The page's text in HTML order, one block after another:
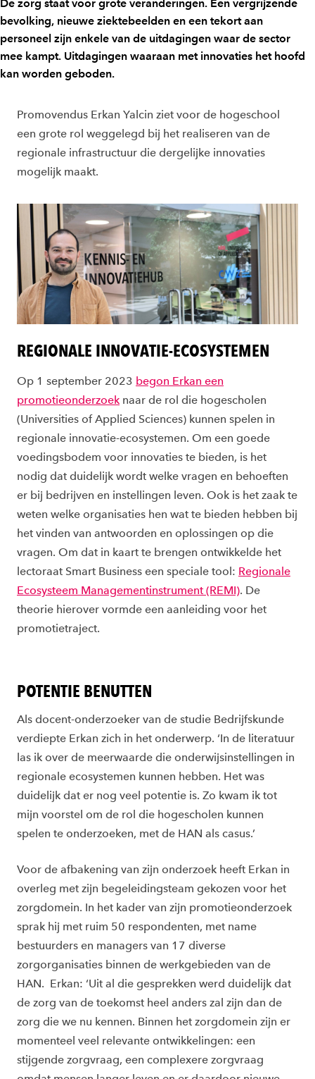
De zorg staat voor grote veranderingen. Een vergrijzende
bevolking, nieuwe ziektebeelden en een tekort aan
personeel zijn enkele van de uitdagingen waar de sector
mee kampt. Uitdagingen waaraan met innovaties het hoofd
kan worden geboden.
Promovendus Erkan Yalcin ziet voor de hogeschool
een grote rol weggelegd bij het realiseren van de
regionale infrastructuur die dergelijke innovaties
mogelijk maakt.
REGIONALE INNOVATIE-ECOSYSTEMEN
Op 1 september 2023 begon Erkan een
promotieonderzoek naar de rol die hogescholen
(Universities of Applied Sciences) kunnen spelen in
regionale innovatie-ecosystemen. Om een goede
voedingsbodem voor innovaties te bieden, is het
nodig dat duidelijk wordt welke vragen en behoeften
er bij bedrijven en instellingen leven. Ook is het zaak te
weten welke organisaties hen wat te bieden hebben bij
het vinden van antwoorden en oplossingen op die
vragen. Om dat in kaart te brengen ontwikkelde het
lectoraat Smart Business een speciale tool: Regionale
Ecosysteem Managementinstrument (REMI). De
theorie hierover vormde een aanleiding voor het
promotietraject.
POTENTIE BENUTTEN
Als docent-onderzoeker van de studie Bedrijfskunde
verdiepte Erkan zich in het onderwerp. ‘In de literatuur
las ik over de meerwaarde die onderwijsinstellingen in
regionale ecosystemen kunnen hebben. Het was
duidelijk dat er nog veel potentie is. Zo kwam ik tot
mijn voorstel om de rol die hogescholen kunnen
spelen te onderzoeken, met de HAN als casus.’
Voor de afbakening van zijn onderzoek heeft Erkan in
overleg met zijn begeleidingsteam gekozen voor het
zorgdomein. In het kader van zijn promotieonderzoek
sprak hij met ruim 50 respondenten, met name
bestuurders en managers van 17 diverse
zorgorganisaties binnen de werkgebieden van de
HAN. Erkan: ‘Uit al die gesprekken werd duidelijk dat
de zorg van de toekomst heel anders zal zijn dan de
zorg die we nu kennen. Binnen het zorgdomein zijn er
momenteel veel relevante ontwikkelingen: een
stijgende zorgvraag, een complexere zorgvraag